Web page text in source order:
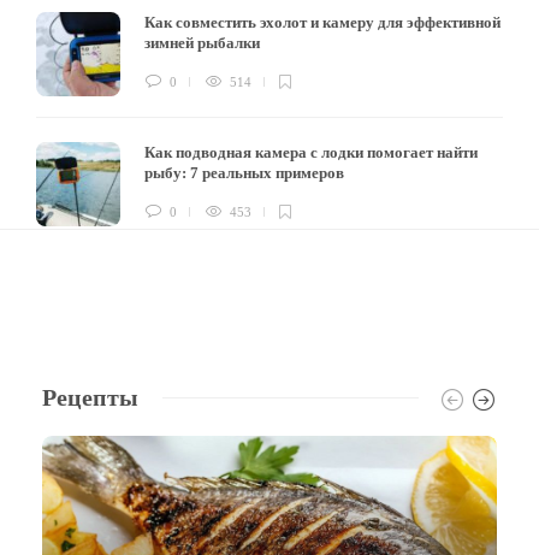
Как совместить эхолот и камеру для эффективной
зимней рыбалки
0 514
Как подводная камера с лодки помогает найти
рыбу: 7 реальных примеров
0 453
Рецепты